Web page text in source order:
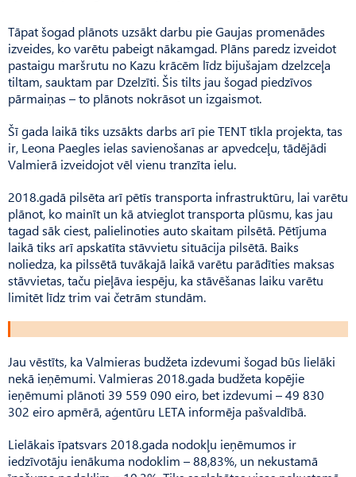
Tāpat šogad plānots uzsākt darbu pie Gaujas promenādes
izveides, ko varētu pabeigt nākamgad. Plāns paredz izveidot
pastaigu maršrutu no Kazu krācēm līdz bijušajam dzelzceļa
tiltam, sauktam par Dzelzīti. Šis tilts jau šogad piedzīvos
pārmaiņas – to plānots nokrāsot un izgaismot.
Šī gada laikā tiks uzsākts darbs arī pie TENT tīkla projekta, tas
ir, Leona Paegles ielas savienošanas ar apvedceļu, tādējādi
Valmierā izveidojot vēl vienu tranzīta ielu.
2018.gadā pilsēta arī pētīs transporta infrastruktūru, lai varētu
plānot, ko mainīt un kā atvieglot transporta plūsmu, kas jau
tagad sāk ciest, palielinoties auto skaitam pilsētā. Pētījuma
laikā tiks arī apskatīta stāvvietu situācija pilsētā. Baiks
noliedza, ka pilssētā tuvākajā laikā varētu parādīties maksas
stāvvietas, taču pieļāva iespēju, ka stāvēšanas laiku varētu
limitēt līdz trim vai četrām stundām.
Jau vēstīts, ka Valmieras budžeta izdevumi šogad būs lielāki
nekā ieņēmumi. Valmieras 2018.gada budžeta kopējie
ieņēmumi plānoti 39 559 090 eiro, bet izdevumi – 49 830
302 eiro apmērā, aģentūru LETA informēja pašvaldībā.
Lielākais īpatsvars 2018.gada nodokļu ieņēmumos ir
iedzīvotāju ienākuma nodoklim – 88,83%, un nekustamā